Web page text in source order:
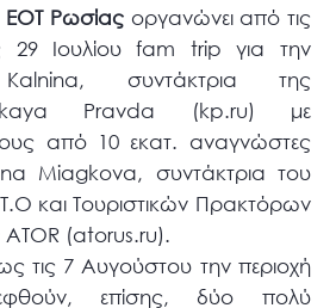
ΕΟΤ Ρωσίας οργανώνει από τις
29 Ιουλίου fam trip για την
συντάκτρια της
Pravda (kp.ru) με
από 10 εκατ. αναγνώστες
Miagkova, συντάκτρια του
και Τουριστικών Πρακτόρων
(atorus.ru).
τις 7 Αυγούστου την περιοχή
επίσης, δύο πολύ